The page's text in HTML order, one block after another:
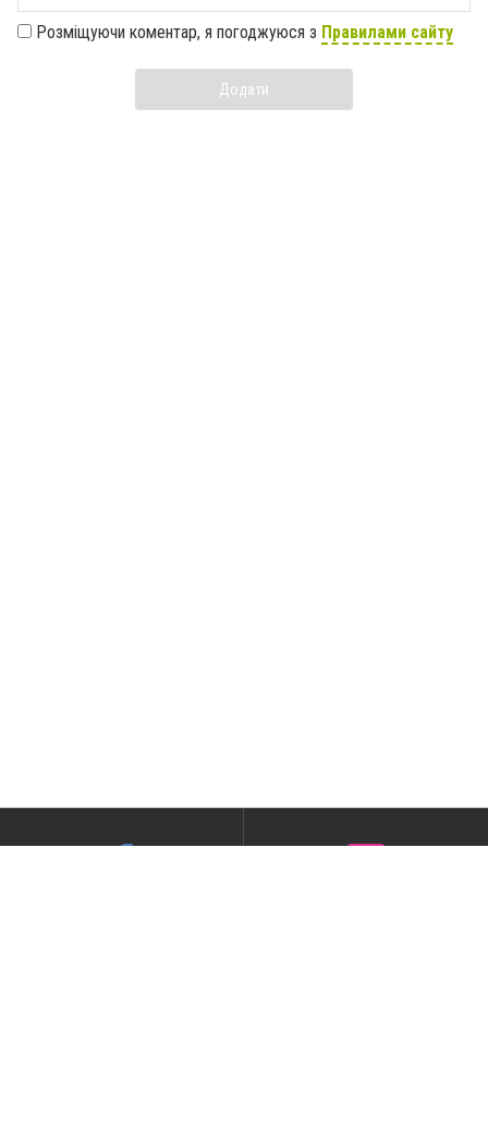
Розміщуючи коментар, я погоджуюся з Правилами сайту
Додати